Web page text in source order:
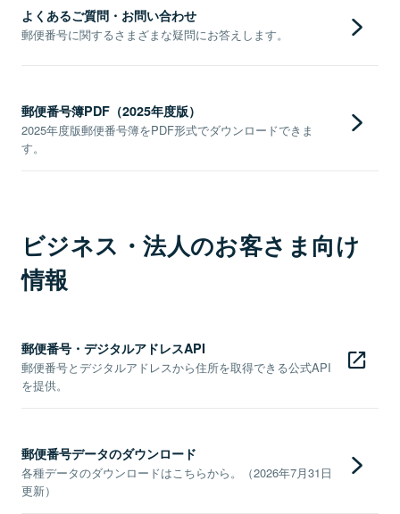
よくあるご質問・お問い合わせ
郵便番号に関するさまざまな疑問にお答えします。
郵便番号簿PDF（2025年度版）
2025年度版郵便番号簿をPDF形式でダウンロードできま
す。
ビジネス・法人のお客さま向け
情報
郵便番号・デジタルアドレスAPI
郵便番号とデジタルアドレスから住所を取得できる公式API
を提供。
郵便番号データのダウンロード
各種データのダウンロードはこちらから。（2026年7月31日
更新）